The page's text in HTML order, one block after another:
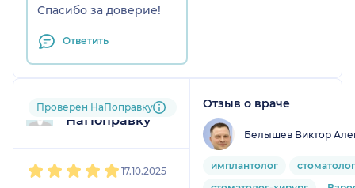
Спасибо за доверие!
Ответить
Пользователь
НаПоправку
Проверен НаПоправку
17.10.2025
Отзыв о враче
Белышев Виктор
имплантолог